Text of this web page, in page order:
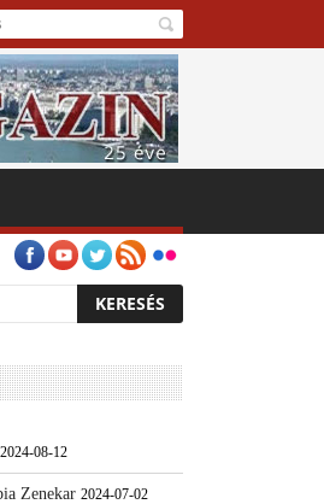
pályázat 2024 Kertész/Kópiák
2024-08-12
Zenekar 2024-07-02